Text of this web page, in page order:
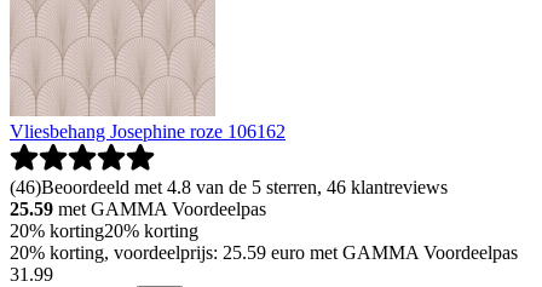
Vliesbehang Josephine roze 106162
(46)Beoordeeld met 4.8 van de 5 sterren, 46 klantreviews
25.59 met GAMMA Voordeelpas
20% korting20% korting
20% korting, voordeelprijs: 25.59 euro met GAMMA Voordeelpas
31 .99